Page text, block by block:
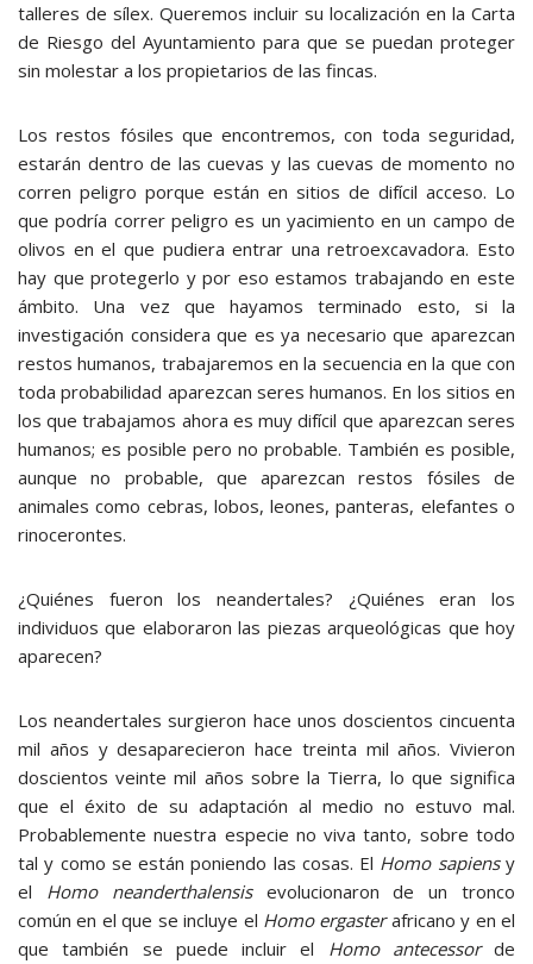
talleres de sílex. Queremos incluir su localización en la Carta
de Riesgo del Ayuntamiento para que se puedan proteger
sin molestar a los propietarios de las fincas.
Los restos fósiles que encontremos, con toda seguridad,
estarán dentro de las cuevas y las cuevas de momento no
corren peligro porque están en sitios de difícil acceso. Lo
que podría correr peligro es un yacimiento en un campo de
olivos en el que pudiera entrar una retroexcavadora. Esto
hay que protegerlo y por eso estamos trabajando en este
ámbito. Una vez que hayamos terminado esto, si la
investigación considera que es ya necesario que aparezcan
restos humanos, trabajaremos en la secuencia en la que con
toda probabilidad aparezcan seres humanos. En los sitios en
los que trabajamos ahora es muy difícil que aparezcan seres
humanos; es posible pero no probable. También es posible,
aunque no probable, que aparezcan restos fósiles de
animales como cebras, lobos, leones, panteras, elefantes o
rinocerontes.
¿Quiénes fueron los neandertales? ¿Quiénes eran los
individuos que elaboraron las piezas arqueológicas que hoy
aparecen?
Los neandertales surgieron hace unos doscientos cincuenta
mil años y desaparecieron hace treinta mil años. Vivieron
doscientos veinte mil años sobre la Tierra, lo que significa
que el éxito de su adaptación al medio no estuvo mal.
Probablemente nuestra especie no viva tanto, sobre todo
tal y como se están poniendo las cosas. El Homo sapiensy
el Homo neanderthalensisevolucionaron de un tronco
común en el que se incluye el Homo ergasterafricano y en el
que también se puede incluir el Homo antecessorde